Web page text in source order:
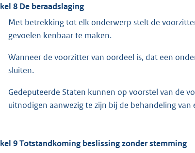
8 De beraadslaging
Met betrekking tot elk onderwerp stelt de
gevoelen kenbaar te maken.
Wanneer de voorzitter van oordeel is, dat een
sluiten.
Gedeputeerde Staten kunnen op voorstel van de
uitnodigen aanwezig te zijn bij de behandeling
9 Totstandkoming beslissing zonder stemming